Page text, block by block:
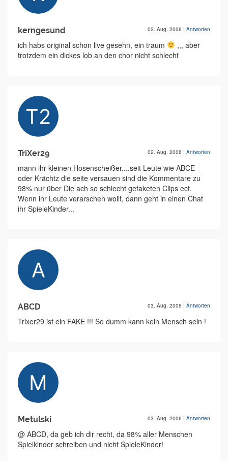
kerngesund 02. Aug. 2006 | Antworten
ich habs original schon live gesehn, ein traum
,,, aber
trotzdem ein dickes lob an den chor nicht schlecht
TriXer29 02. Aug. 2006 | Antworten
mann ihr kleinen Hosenscheißer....seit Leute wie ABCE
oder Krächtz die seite versauen sind die Kommentare zu
98% nur über Die ach so schlecht gefaketen Clips ect.
Wenn ihr Leute verarschen wollt, dann geht in einen Chat
ihr SpieleKinder...
ABCD 03. Aug. 2006 | Antworten
Trixer29 ist ein FAKE !!! So dumm kann kein Mensch sein !
Metulski 03. Aug. 2006 | Antworten
@ ABCD, da geb ich dir recht, da 98% aller Menschen
Spielkinder schreiben und nicht SpieleKinder!